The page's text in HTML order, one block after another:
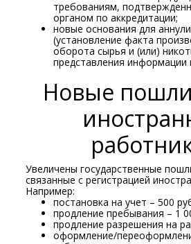
требованиям,
органом по аккредитации;
новые основания для
(установление факта
оборота сырья и (или)
представления
Новые
Увеличены государственные
связанные с регистрацией
Например:
постановка на учет – 500
продление пребывания – 1
продление разрешения на
оформление/